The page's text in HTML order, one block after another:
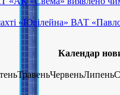
«Ювілейна» ВАТ
Календар